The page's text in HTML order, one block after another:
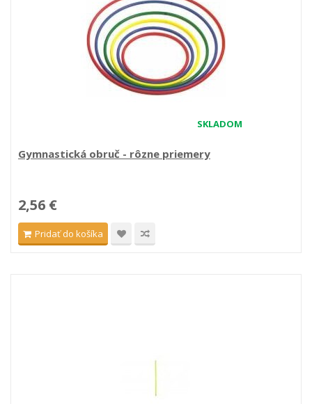
SKLADOM
Gymnastická obruč - rôzne priemery
2,56 €
Pridať do košíka